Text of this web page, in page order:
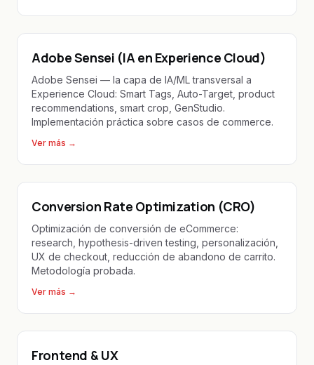
Adobe Sensei (IA en Experience Cloud)
Adobe Sensei — la capa de IA/ML transversal a
Experience Cloud: Smart Tags, Auto-Target, product
recommendations, smart crop, GenStudio.
Implementación práctica sobre casos de commerce.
Ver más →
Conversion Rate Optimization (CRO)
Optimización de conversión de eCommerce:
research, hypothesis-driven testing, personalización,
UX de checkout, reducción de abandono de carrito.
Metodología probada.
Ver más →
Frontend & UX